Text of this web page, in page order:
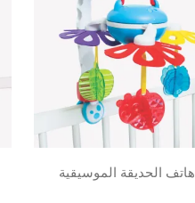
هاتف الحديقة الموسيقية